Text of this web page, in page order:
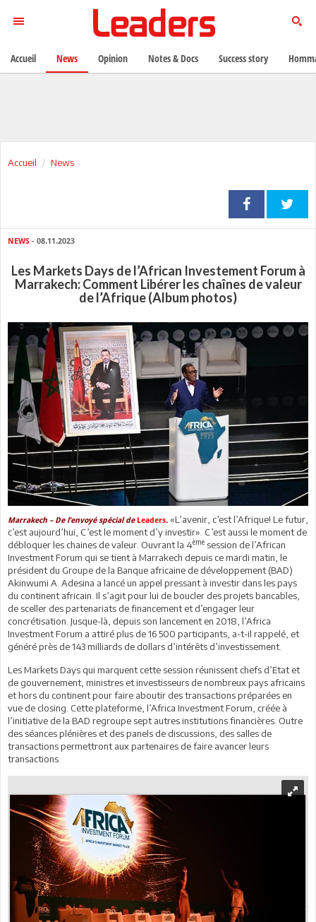
Accueil News
NEWS - 08.11.2023
Les Markets Days de l’African Investement Forum à
Marrakech: Comment Libérer les chaînes de valeur
de l’Afrique (Album photos)
Marrakech – De l’envoyé spécial de Leaders. «L’avenir, c’est l’Afrique! Le futur,
c’est aujourd’hui, C’est le moment d’y investir». C’est aussi le moment de
débloquer les chaines de valeur. Ouvrant la 4ème session de l’African
Investment Forum qui se tient à Marrakech depuis ce mardi matin, le
président du Groupe de la Banque africaine de développement (BAD)
Akinwumi A. Adesina a lancé un appel pressant à investir dans les pays
du continent africain. Il s’agit pour lui de boucler des projets bancables,
de sceller des partenariats de financement et d’engager leur
concrétisation. Jusque-là, depuis son lancement en 2018, l’Africa
Investment Forum a attiré plus de 16 500 participants, a-t-il rappelé, et
généré près de 143 milliards de dollars d’intérêts d’investissement.
Les Markets Days qui marquent cette session réunissent chefs d’Etat et
de gouvernement, ministres et investisseurs de nombreux pays africains
et hors du continent pour faire aboutir des transactions préparées en
vue de closing. Cette plateforme, l’Africa Investment Forum, créée à
l’initiative de la BAD regroupe sept autres institutions financières. Outre
des séances plénières et des panels de discussions, des salles de
transactions permettront aux partenaires de faire avancer leurs
transactions.
Accueil News Opinion Notes & Docs Success story